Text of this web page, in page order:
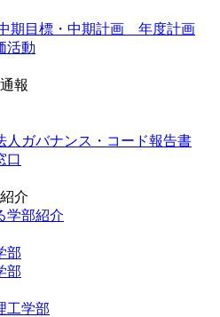
期目標・中期計画 年度計画
活動
報
人ガバナンス・コード報告書
口
介
学部紹介
部
部
工学部